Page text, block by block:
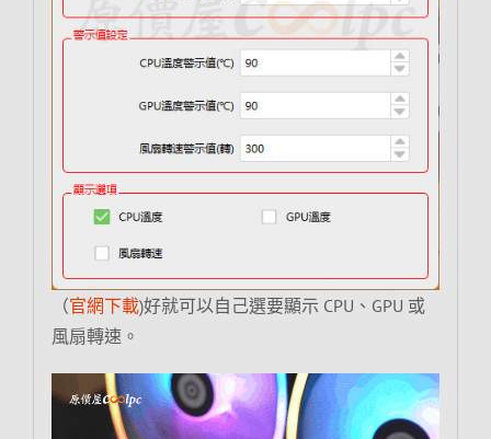
（官網下載)好就可以自己選要顯示 CPU、GPU 或
風扇轉速。